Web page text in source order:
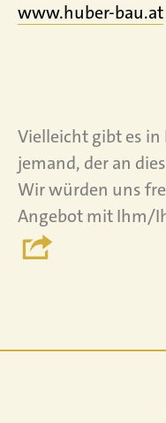
www.huber-bau.at
Vielleicht gibt es
jemand, der an
Wir würden uns
Angebot mit Ihm/